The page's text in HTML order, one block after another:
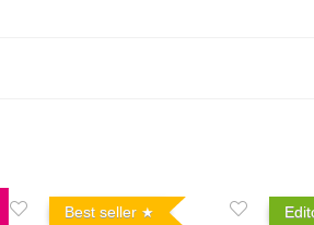
Best seller